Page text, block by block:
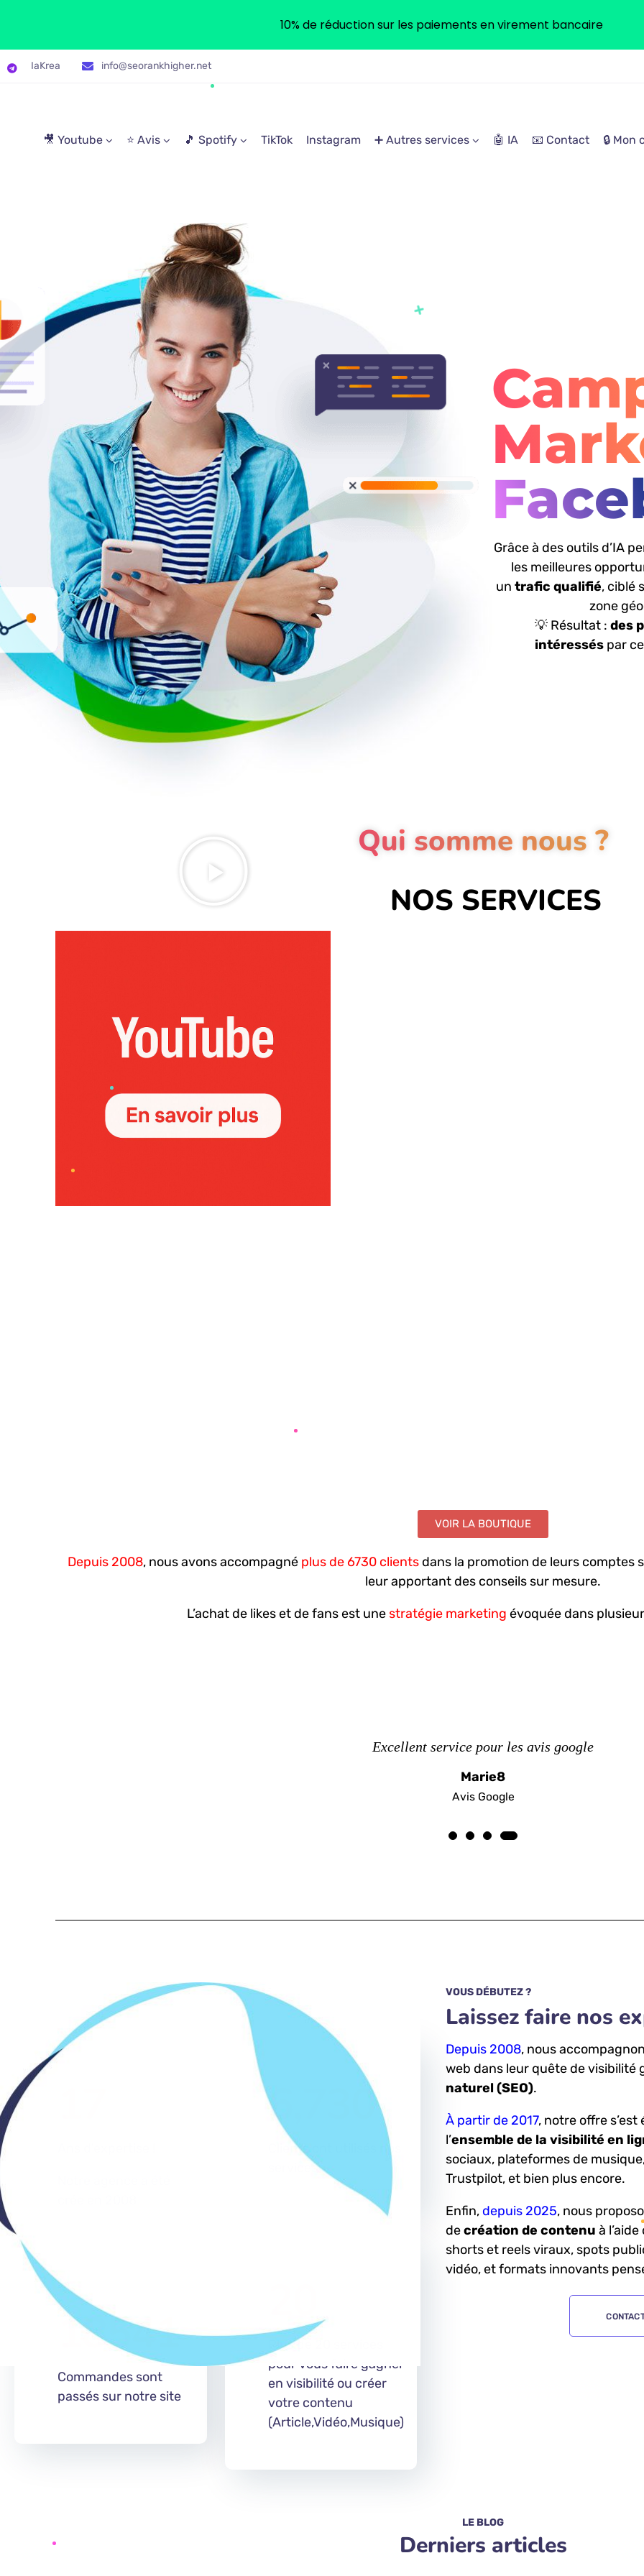
IaKrea info@seorankhigher.net
🎥 Youtube ⭐ Avis 🎵 Spotify TikTok Instagram ➕ Autres services 🤖 IA 📧 Contact 🔒 Mon
Face
Grâce à des outils d’IA
les meilleures
untrafic qualifié, ciblé
zone
💡 Résultat: des
intéresséspar
Qui somme nous ?
NOS SERVICES
VOIR LA BOUTIQUE
Depuis 2008, nous avons accompagné plus de 6730 clientsdans la promotion de leurs comptes
leur apportant des conseils sur mesure.
L’achat de likes et de fans est une stratégie marketing évoquée dans
Excellent service pour les avis google
Marie8
Avis Google
VOUS DÉBUTEZ ?
Laissez faire nos
Depuis 2008, nous
web dans leur quête de visibilité
naturel (SEO).
À partir de 2017, notre offre
l’ensemble de la visibilité en
sociaux, plateformes de
Trustpilot, et bien plus encore.
Enfin,depuis 2025, nous
decréation de contenu à
shorts et reels viraux, spots
vidéo, et formats innovants
18541
Commandes sont
passés sur notre site
6,730
Clients ont utilisés nos
services
Plus de 20 services
pour vous faire gagner
en visibilité ou créer
votre contenu
(Article,Vidéo,Musique)
LE BLOG
Derniers articles
10% de réduction sur les paiements en virement bancaire